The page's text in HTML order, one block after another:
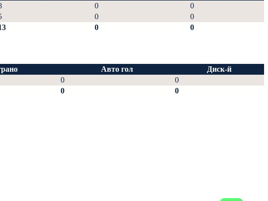
0
0
0
0
0 0
Авто гол
Диск-й
0
0
0 0